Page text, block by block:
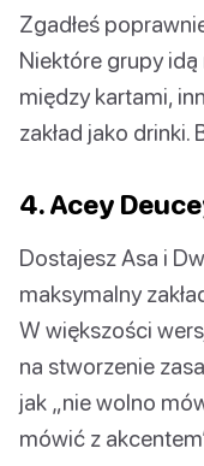
Zgadłeś
Niektóre grupy idą
między kartami,
zakład jako drinki.
4. Acey
Dostajesz Asa i
maksymalny
W większości
na stworzenie
jak „nie wolno
mówić z